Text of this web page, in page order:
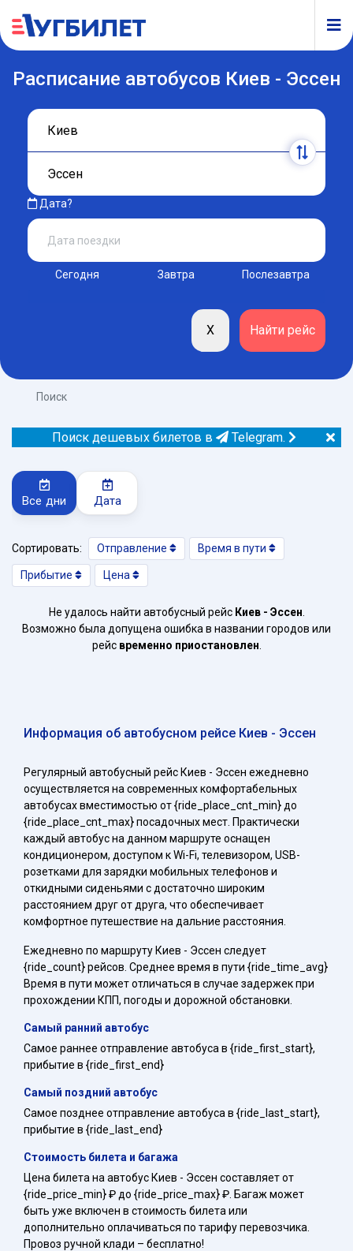
Расписание автобусов Киев - Эссен
Дата?
Сегодня Завтра Послезавтра
Поиск
Поиск дешевых билетов в Telegram.
Все дни Дата
Сортировать: Отправление Время в пути
Прибытие Цена
Не удалось найти автобусный рейс Киев - Эссен
Возможно была допущена ошибка в названии городов или
рейс временно приостановлен
Информация об автобусном рейсе Киев - Эссен
Регулярный автобусный рейс Киев - Эссен ежедневно
осуществляется на современных комфортабельных
автобусах вместимостью от {ride_place_cnt_min} до
{ride_place_cnt_max} посадочных мест. Практически
каждый автобус на данном маршруте оснащен
кондиционером, доступом к Wi-Fi, телевизором, USB-
розетками для зарядки мобильных телефонов и
откидными сиденьями с достаточно широким
расстоянием друг от друга, что обеспечивает
комфортное путешествие на дальние расстояния.
Ежедневно по маршруту Киев - Эссен следует
{ride_count} рейсов. Среднее время в пути {ride_time_avg}
Время в пути может отличаться в случае задержек при
прохождении КПП, погоды и дорожной обстановки.
Самый ранний автобус
Самое раннее отправление автобуса в {ride_first_start},
прибытие в {ride_first_end}
Самый поздний автобус
Самое позднее отправление автобуса в {ride_last_start},
прибытие в {ride_last_end}
Стоимость билета и багажа
Цена билета на автобус Киев - Эссен составляет от
{ride_price_min} ₽ до {ride_price_max} ₽. Багаж может
быть уже включен в стоимость билета или
дополнительно оплачиваться по тарифу перевозчика.
Провоз ручной клади – бесплатно!